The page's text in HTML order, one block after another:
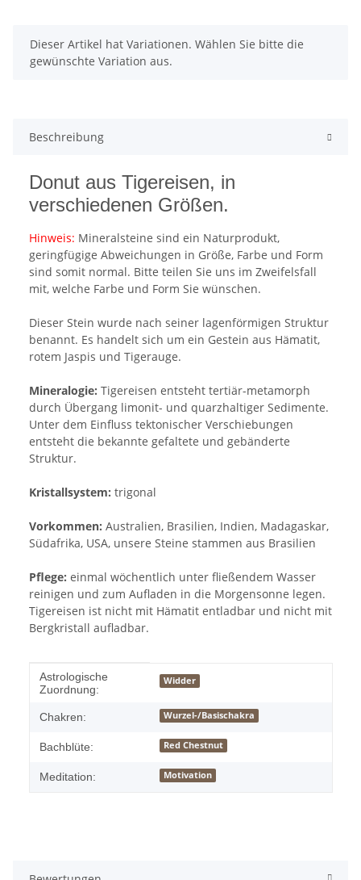
x
Dieser Artikel hat Variationen. Wählen Sie bitte die
gewünschte Variation aus.
Beschreibung
Donut aus Tigereisen, in
verschiedenen Größen.
Hinweis: Mineralsteine sind ein Naturprodukt,
geringfügige Abweichungen in Größe, Farbe und Form
sind somit normal. Bitte teilen Sie uns im Zweifelsfall
mit, welche Farbe und Form Sie wünschen.
Dieser Stein wurde nach seiner lagenförmigen Struktur
benannt. Es handelt sich um ein Gestein aus Hämatit,
rotem Jaspis und Tigerauge.
Mineralogie: Tigereisen entsteht tertiär-metamorph
durch Übergang limonit- und quarzhaltiger Sedimente.
Unter dem Einfluss tektonischer Verschiebungen
entsteht die bekannte gefaltete und gebänderte
Struktur.
Kristallsystem: trigonal
Vorkommen: Australien, Brasilien, Indien, Madagaskar,
Südafrika, USA, unsere Steine stammen aus Brasilien
Pflege: einmal wöchentlich unter fließendem Wasser
reinigen und zum Aufladen in die Morgensonne legen.
Tigereisen ist nicht mit Hämatit entladbar und nicht mit
Bergkristall aufladbar.
Produkteigenschaft
Wert
Astrologische
Zuordnung:
Widder
Chakren: Wurzel-/Basischakra
Bachblüte: Red Chestnut
Meditation: Motivation